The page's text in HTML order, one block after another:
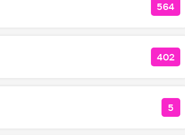
564
402
5